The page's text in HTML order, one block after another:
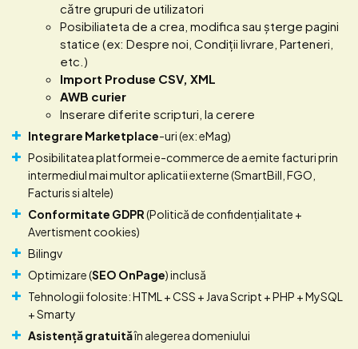
către grupuri de utilizatori
Posibiliateta de a crea, modifica sau șterge pagini
statice (ex: Despre noi, Condiții livrare, Parteneri,
etc.)
Import Produse CSV, XML
AWB curier
Inserare diferite scripturi, la cerere
Integrare Marketplace-uri (ex: eMag)
Posibilitatea platformei e-commerce de a emite facturi prin
intermediul mai multor aplicatii externe (SmartBill, FGO,
Facturis si altele)
Conformitate GDPR(Politică de confidențialitate +
Avertisment cookies)
Bilingv
Optimizare (SEO OnPage) inclusă
Tehnologii folosite: HTML + CSS + Java Script + PHP + MySQL
+ Smarty
Asistență gratuităîn alegerea domeniului